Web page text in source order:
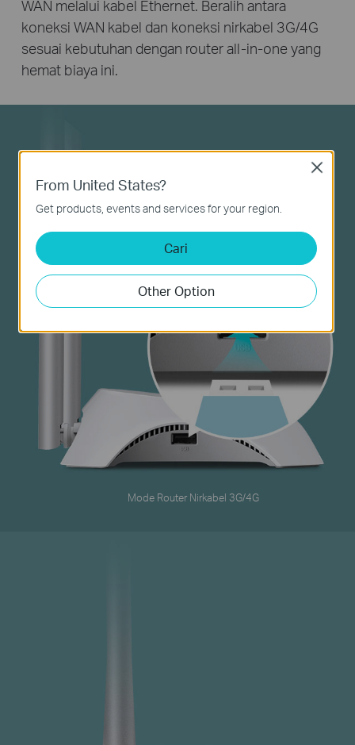
WAN melalui kabel Ethernet. Beralih antara
koneksi WAN kabel dan koneksi nirkabel 3G/4G
sesuai kebutuhan dengan router all-in-one yang
hemat biaya ini.
Mode Router Nirkabel 3G/4G
From United States?
Get products, events and services for your region.
Cari
Other Option
Close